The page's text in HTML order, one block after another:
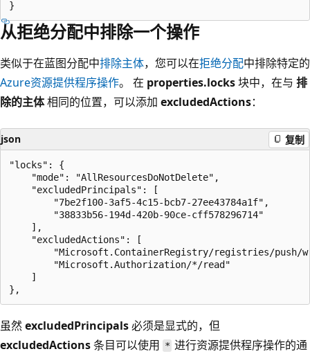
从拒绝分配中排除一个操作
类似于在蓝图分配中排除主体，您可以在拒绝分配中排除特定的
Azure资源提供程序操作。 在 properties.locks块中，在与 排
除的主体相同的位置，可以添加 excludedActions：
json 复制
"locks": {
    "mode": "AllResourcesDoNotDelete",
    "excludedPrincipals": [
        "7be2f100-3af5-4c15-bcb7-27ee43784a1f",
        "38833b56-194d-420b-90ce-cff578296714"
    ],
    "excludedActions": [
"Microsoft.ContainerRegistry/registries/push/
        "Microsoft.Authorization/*/read"
    ]
虽然excludedPrincipals必须是显式的，但
excludedActions条目可以使用 * 进行资源提供程序操作的通